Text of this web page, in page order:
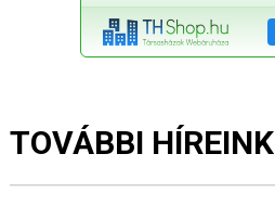
TOVÁBBI HÍREINK